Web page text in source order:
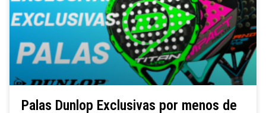
Palas Dunlop Exclusivas por menos de